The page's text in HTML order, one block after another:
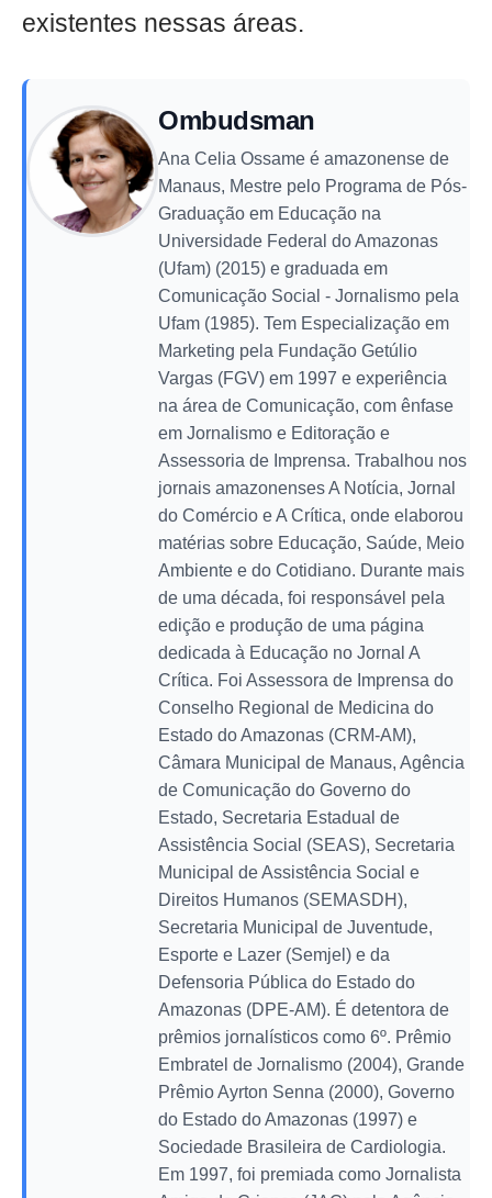
existentes nessas áreas.
Ombudsman
Ana Celia Ossame é amazonense de
Manaus, Mestre pelo Programa de Pós-
Graduação em Educação na
Universidade Federal do Amazonas
(Ufam) (2015) e graduada em
Comunicação Social - Jornalismo pela
Ufam (1985). Tem Especialização em
Marketing pela Fundação Getúlio
Vargas (FGV) em 1997 e experiência
na área de Comunicação, com ênfase
em Jornalismo e Editoração e
Assessoria de Imprensa. Trabalhou nos
jornais amazonenses A Notícia, Jornal
do Comércio e A Crítica, onde elaborou
matérias sobre Educação, Saúde, Meio
Ambiente e do Cotidiano. Durante mais
de uma década, foi responsável pela
edição e produção de uma página
dedicada à Educação no Jornal A
Crítica. Foi Assessora de Imprensa do
Conselho Regional de Medicina do
Estado do Amazonas (CRM-AM),
Câmara Municipal de Manaus, Agência
de Comunicação do Governo do
Estado, Secretaria Estadual de
Assistência Social (SEAS), Secretaria
Municipal de Assistência Social e
Direitos Humanos (SEMASDH),
Secretaria Municipal de Juventude,
Esporte e Lazer (Semjel) e da
Defensoria Pública do Estado do
Amazonas (DPE-AM). É detentora de
prêmios jornalísticos como 6º. Prêmio
Embratel de Jornalismo (2004), Grande
Prêmio Ayrton Senna (2000), Governo
do Estado do Amazonas (1997) e
Sociedade Brasileira de Cardiologia.
Em 1997, foi premiada como Jornalista